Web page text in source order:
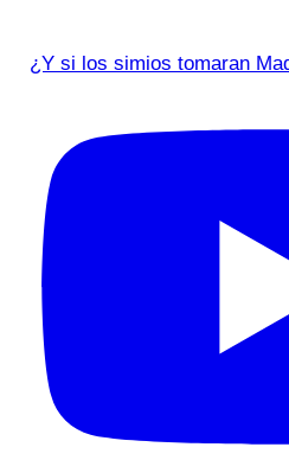
¿Y si los simios tomaran